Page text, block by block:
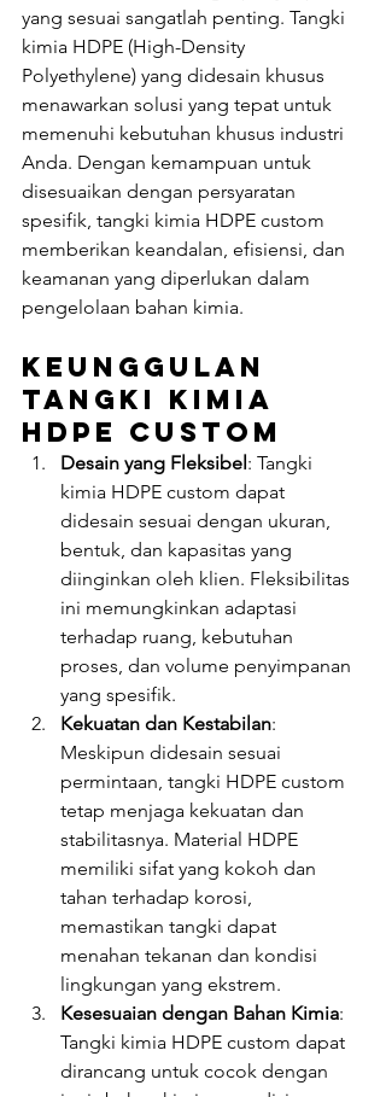
yang sesuai sangatlah penting. Tangki
kimia HDPE (High-Density
Polyethylene) yang didesain khusus
menawarkan solusi yang tepat untuk
memenuhi kebutuhan khusus industri
Anda. Dengan kemampuan untuk
disesuaikan dengan persyaratan
spesifik, tangki kimia HDPE custom
memberikan keandalan, efisiensi, dan
keamanan yang diperlukan dalam
pengelolaan bahan kimia.
Keunggulan
Tangki Kimia
HDPE Custom
Desain yang Fleksibel: Tangki
kimia HDPE custom dapat
didesain sesuai dengan ukuran,
bentuk, dan kapasitas yang
diinginkan oleh klien. Fleksibilitas
ini memungkinkan adaptasi
terhadap ruang, kebutuhan
proses, dan volume penyimpanan
yang spesifik.
Kekuatan dan Kestabilan:
Meskipun didesain sesuai
permintaan, tangki HDPE custom
tetap menjaga kekuatan dan
stabilitasnya. Material HDPE
memiliki sifat yang kokoh dan
tahan terhadap korosi,
memastikan tangki dapat
menahan tekanan dan kondisi
lingkungan yang ekstrem.
Kesesuaian dengan Bahan Kimia:
Tangki kimia HDPE custom dapat
dirancang untuk cocok dengan